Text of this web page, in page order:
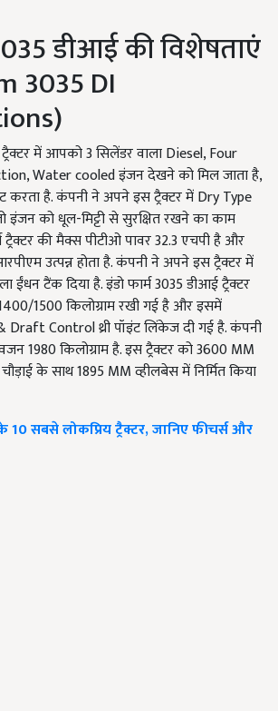
डीआई की विशेषताएं
3035 DI
में आपको 3 सिलेंडर वाला Diesel, Four
Water cooled इंजन देखने को मिल जाता है,
करता है. कंपनी ने अपने इस ट्रैक्टर में Dry Type
इंजन को धूल-मिट्टी से सुरक्षित रखने का काम
की मैक्स पीटीओ पावर 32.3 एचपी है और
उत्पन्न होता है. कंपनी ने अपने इस ट्रैक्टर में
ईंधन टैंक दिया है. इंडो फार्म 3035 डीआई ट्रैक्टर
1500 किलोग्राम रखी गई है और इसमें
Control थ्री पॉइंट लिंकेज दी गई है. कंपनी
1980 किलोग्राम है. इस ट्रैक्टर को 3600 MM
के साथ 1895 MM व्हीलबेस में निर्मित किया
10 सबसे लोकप्रिय ट्रैक्टर, जानिए फीचर्स और